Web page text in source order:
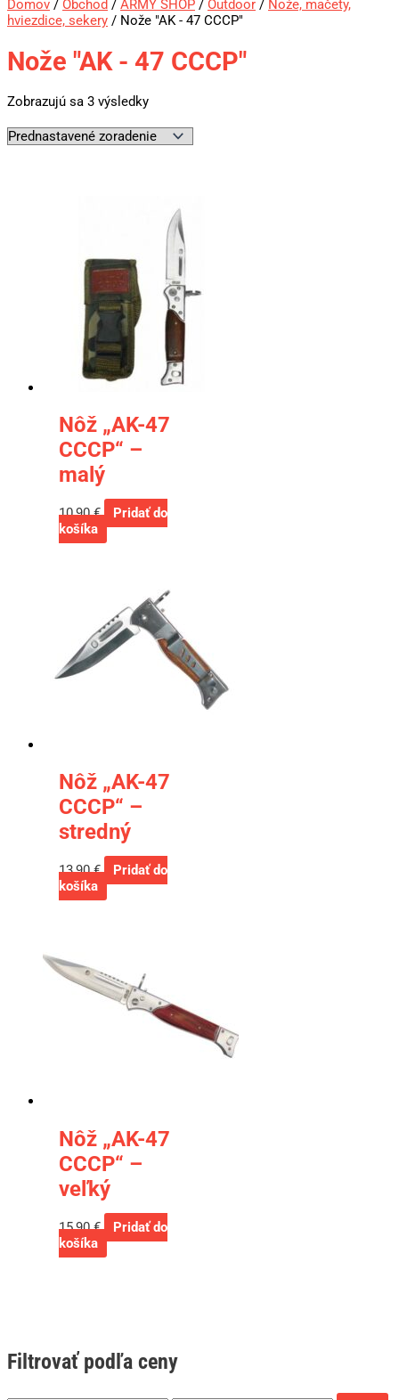
Filtrovať podľa ceny
Domov / Obchod / ARMY SHOP / Outdoor / Nože, mačety,
hviezdice, sekery / Nože "AK - 47 CCCP"
Nože "AK - 47 CCCP"
Zobrazujú sa 3 výsledky
Nôž „AK-47
CCCP“ –
malý
10,90€
Pridať do
košíka
Nôž „AK-47
CCCP“ –
stredný
13,90€
Pridať do
košíka
Nôž „AK-47
CCCP“ –
veľký
15,90€
Pridať do
košíka